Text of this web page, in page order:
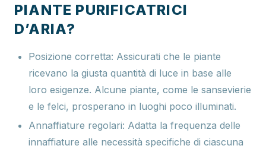
PIANTE PURIFICATRICI
D’ARIA?
Posizione corretta: Assicurati che le piante
ricevano la giusta quantità di luce in base alle
loro esigenze. Alcune piante, come le sansevierie
e le felci, prosperano in luoghi poco illuminati.
Annaffiature regolari: Adatta la frequenza delle
innaffiature alle necessità specifiche di ciascuna